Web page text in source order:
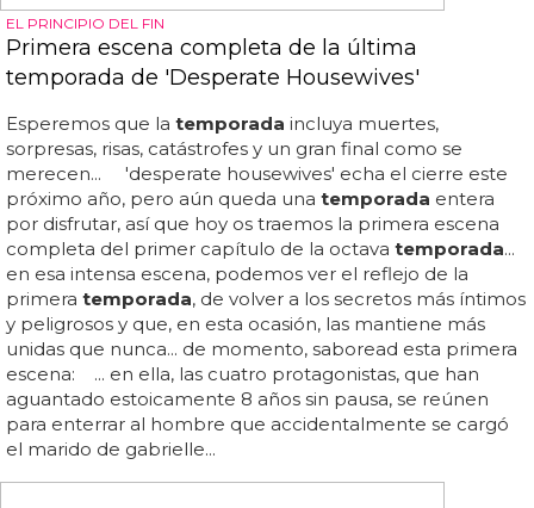
SERIE GAY RECOMENDADA
Segunda temporada de la serie gay 'Hunting
Season'